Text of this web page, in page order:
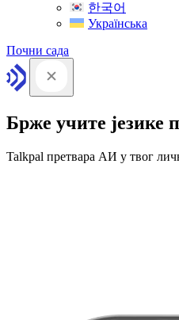
한국어
Українська
Почни сада
Брже учите језике
Talkpal претвара АИ у твог